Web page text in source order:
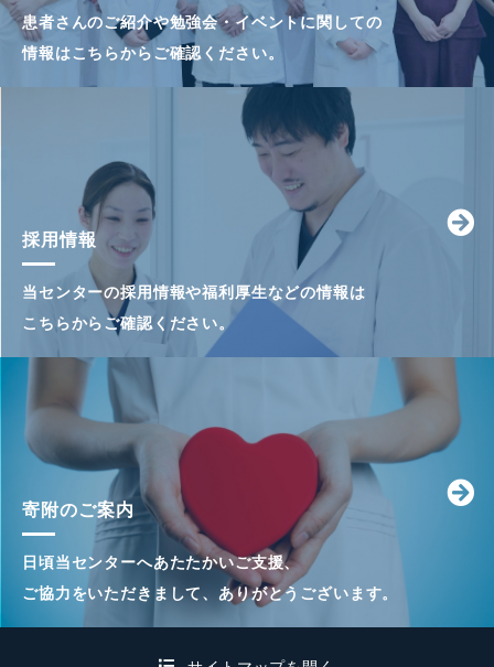
患者さんのご紹介や勉強会・イベントに関しての
情報はこちらからご確認ください。
採用情報
当センターの採用情報や福利厚生などの情報は
こちらからご確認ください。
寄附のご案内
日頃当センターへあたたかいご支援、
ご協力をいただきまして、ありがとうございます。